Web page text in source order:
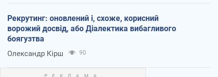
Рекрутинг: оновлений і, схоже, корисний
ворожий досвід, або Діалектика вибагливого
боягузтва
Олександр Кірш 90